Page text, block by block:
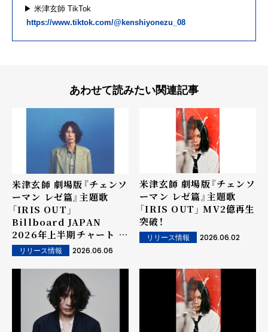
▶︎ 米津玄師 TikTok
https://www.tiktok.com/@kenshiyonezu_08
あわせて読みたい関連記事
米津玄師 劇場版『チェンソ
ーマン レゼ篇』主題歌
「IRIS OUT」
Billboard JAPAN
2026年上半期チャート 総
合ソング・チャートをはじ
め首位11冠
リリース情報 2026.06.06
米津玄師 劇場版『チェンソ
ーマン レゼ篇』主題歌
「IRIS OUT」 MV2億再生
突破！
リリース情報 2026.06.02